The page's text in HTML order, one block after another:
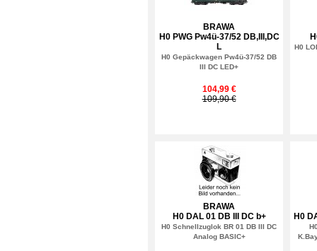
BRAWA
H0 PWG Pw4ü-37/52 DB,III,DC
L
H0 Gepäckwagen Pw4ü-37/52 DB
III DC LED+
104,99 €
109,90 €
H0
BRAWA
H0 DAL 01 DB III DC b+
H0 Schnellzuglok BR 01 DB III DC
Analog BASIC+
H0